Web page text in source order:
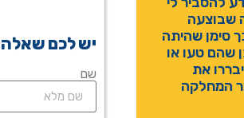
שבוצעה
סימן שהיתה
שהם טעו או
את
המחלקה
יש לכם
שם